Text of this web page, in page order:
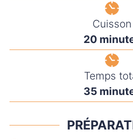
Cuisson
20
Temps
35